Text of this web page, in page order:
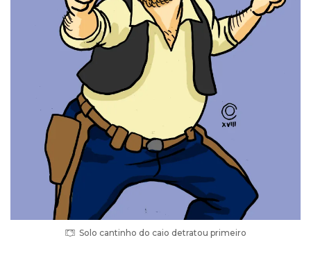
Solo cantinho do caio detratou primeiro